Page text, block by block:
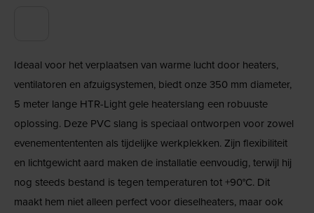
Ideaal voor het verplaatsen van warme lucht door heaters,
ventilatoren en afzuigsystemen, biedt onze 350 mm diameter,
5 meter lange HTR-Light gele heaterslang een robuuste
oplossing. Deze PVC slang is speciaal ontworpen voor zowel
evenementententen als tijdelijke werkplekken. Zijn flexibiliteit
en lichtgewicht aard maken de installatie eenvoudig, terwijl hij
nog steeds bestand is tegen temperaturen tot +90°C. Dit
maakt hem niet alleen perfect voor dieselheaters, maar ook